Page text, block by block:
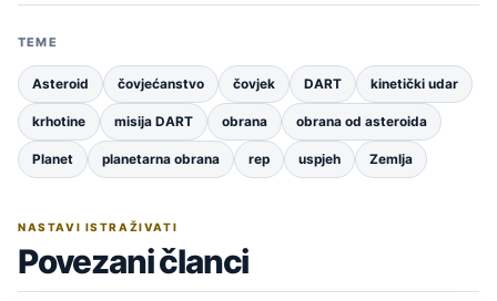
TEME
Asteroid čovjećanstvo čovjek DART kinetički udar
krhotine misija DART obrana obrana od asteroida
Planet planetarna obrana rep uspjeh Zemlja
NASTAVI ISTRAŽIVATI
Povezani članci